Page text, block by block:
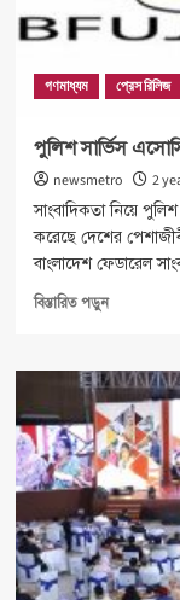
গণমাধ্যম প্রেস রিলিজ
পুলিশ সার্ভিস
newsmetro 2
সাংবাদিকতা নিয়ে
করেছে দেশের
বাংলাদেশ ফেডারেল
বিস্তারিত পড়ুনRead
পুলিশ
সার্ভিস
প্রতিক্রিয়ায়
উদ্বেগ
বিএফইউজের